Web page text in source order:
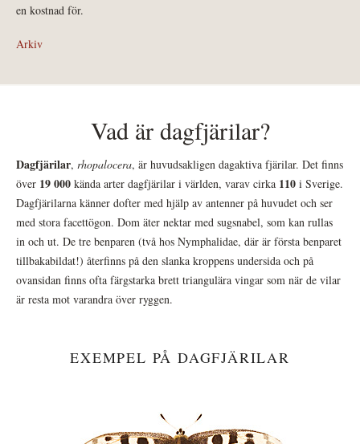
en kostnad för.
Arkiv
Vad är dagfjärilar?
Dagfjärilar, rhopalocera, är huvudsakligen dagaktiva fjärilar. Det finns
över 19 000 kända arter dagfjärilar i världen, varav cirka 110 i Sverige.
Dagfjärilarna känner dofter med hjälp av antenner på huvudet och ser
med stora facettögon. Dom äter nektar med sugsnabel, som kan rullas
in och ut. De tre benparen (två hos Nymphalidae, där är första benparet
tillbakabildat!) återfinns på den slanka kroppens undersida och på
ovansidan finns ofta färgstarka brett triangulära vingar som när de vilar
är resta mot varandra över ryggen.
EXEMPEL PÅ DAGFJÄRILAR